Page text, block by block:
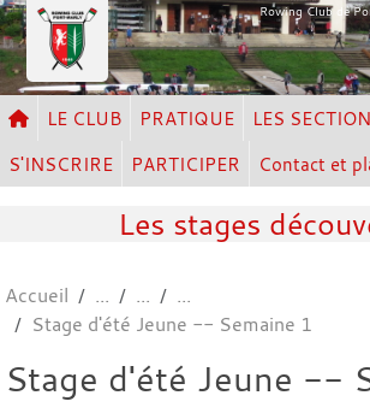
Rowing Club de
LE CLUB PRATIQUE LES
S'INSCRIRE
PARTICIPER Contact et
Les stages
Accueil
Stage d'été Jeune -- Semaine 1
Stage d'été Jeune --
Panneau de gestion des cookies